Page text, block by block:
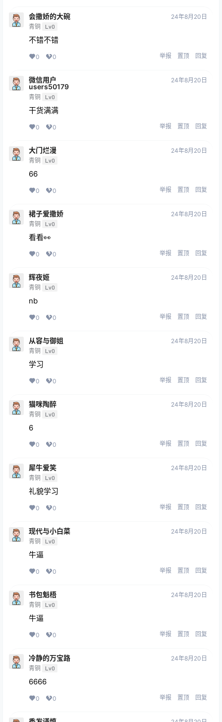
会撒娇的大碗
青铜 Lv0
24年8月20日
不错不错
0 0 举报 置顶 回复
微信用户
users50179
青铜 Lv0
24年8月20日
干货满满
0 0 举报 置顶 回复
大门烂漫
青铜 Lv0
24年8月20日
66
0 0 举报 置顶 回复
裙子爱撒娇
青铜 Lv0
24年8月20日
看看👀
0 0 举报 置顶 回复
辉夜姬
青铜 Lv0
24年8月20日
nb
0 0 举报 置顶 回复
从容与御姐
青铜 Lv0
24年8月20日
学习
0 0 举报 置顶 回复
猫咪陶醉
青铜 Lv0
24年8月20日
6
0 0 举报 置顶 回复
犀牛爱笑
青铜 Lv0
24年8月20日
礼貌学习
0 0 举报 置顶 回复
现代与小白菜
青铜 Lv0
24年8月20日
牛逼
0 0 举报 置顶 回复
书包魁梧
青铜 Lv0
24年8月20日
牛逼
0 0 举报 置顶 回复
冷静的万宝路
青铜 Lv0
24年8月20日
6666
0 0 举报 置顶 回复